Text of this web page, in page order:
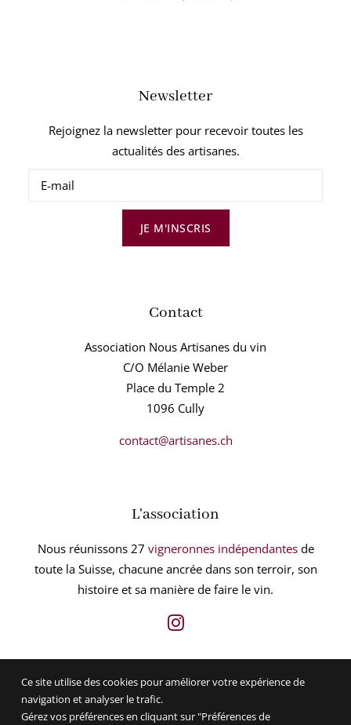
Newsletter
Rejoignez la newsletter pour recevoir toutes les
actualités des artisanes.
JE M'INSCRIS
Contact
Association Nous Artisanes du vin
C/O Mélanie Weber
Place du Temple 2
1096 Cully
contact@artisanes.ch
L'association
Nous réunissons 27 vigneronnes indépendantesde
toute la Suisse, chacune ancrée dans son terroir, son
histoire et sa manière de faire le vin.
Ce site utilise des cookies pour améliorer votre expérience de
navigation et analyser le trafic.
Gérez vos préférences en cliquant sur "Préférences de